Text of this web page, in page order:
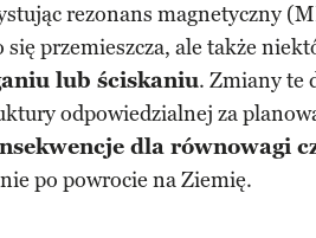
rezonans magnetyczny
przemieszcza, ale także
lub ściskaniu. Zmiany te
odpowiedzialnej za
dla równowagi
po powrocie na Ziemię.